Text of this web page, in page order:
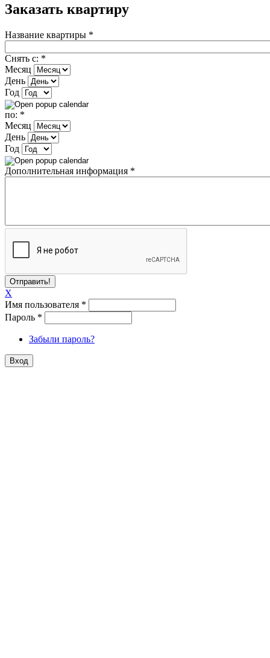
Заказать квартиру
Название квартиры *
Снять с: *
Месяц
День
Год
по: *
Месяц
День
Год
Дополнительная информация *
X
Имя пользователя *
Пароль *
Забыли пароль?